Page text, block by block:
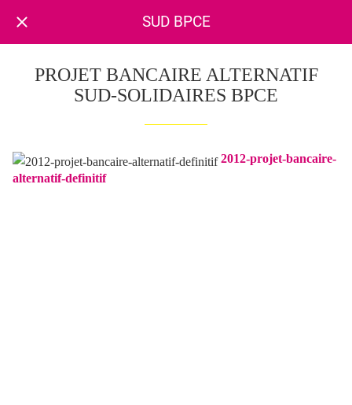
SUD BPCE
PROJET BANCAIRE ALTERNATIF
SUD-SOLIDAIRES BPCE
2012-projet-bancaire-
alternatif-definitif